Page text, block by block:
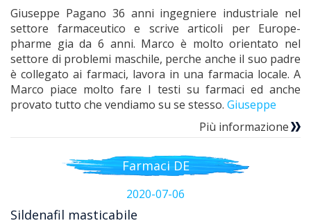
Giuseppe Pagano 36 anni ingegniere industriale nel
settore farmaceutico e scrive articoli per Europe-
pharme gia da 6 anni. Marco è molto orientato nel
settore di problemi maschile, perche anche il suo padre
è collegato ai farmaci, lavora in una farmacia locale. A
Marco piace molto fare I testi su farmaci ed anche
provato tutto che vendiamo su se stesso. Giuseppe
Più informazione
Farmaci DE
2020-07-06
Sildenafil masticabile